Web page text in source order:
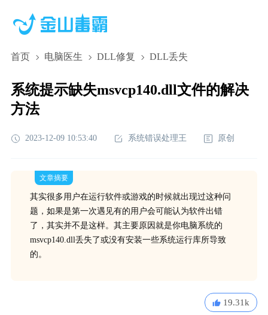
首页 电脑医生 DLL修复 DLL丢失
系统提示缺失msvcp140.dll文件的解决
方法
2023-12-09 10:53:40 系统错误处理王 原创
文章摘要
其实很多用户在运行软件或游戏的时候就出现过这种问
题，如果是第一次遇见有的用户会可能认为软件出错
了，其实并不是这样。其主要原因就是你电脑系统的
msvcp140.dll丢失了或没有安装一些系统运行库所导致
的。
19.31k